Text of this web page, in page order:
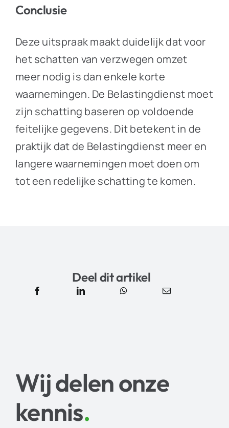
Conclusie
Deze uitspraak maakt duidelijk dat voor
het schatten van verzwegen omzet
meer nodig is dan enkele korte
waarnemingen. De Belastingdienst moet
zijn schatting baseren op voldoende
feitelijke gegevens. Dit betekent in de
praktijk dat de Belastingdienst meer en
langere waarnemingen moet doen om
tot een redelijke schatting te komen.
Deel dit artikel
Wij delen onze
kennis.